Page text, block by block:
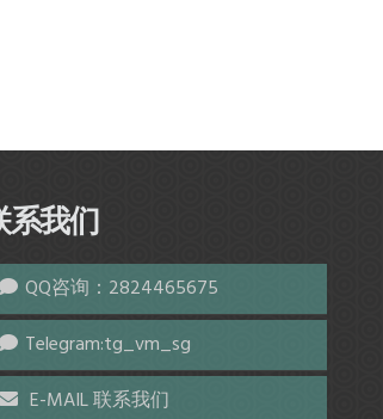
系我们
QQ咨询：2824465675
Telegram:tg_vm_sg
E-MAIL 联系我们